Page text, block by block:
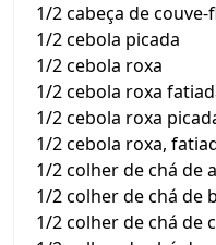
1/2 cabeça de
1/2 cebola picada
1/2 cebola roxa
1/2 cebola roxa
1/2 cebola roxa
1/2 cebola roxa,
1/2 colher de chá de
1/2 colher de chá de
1/2 colher de chá de